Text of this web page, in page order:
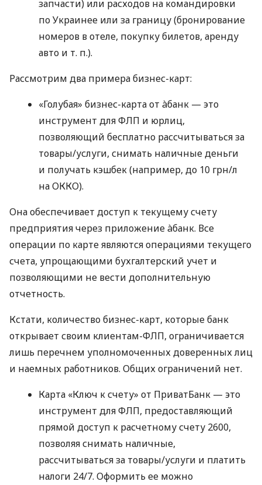
запчасти) или расходов на командировки
по Украинее или за границу (бронирование
номеров в отеле, покупку билетов, аренду
авто и т. п.).
Рассмотрим два примера бизнес-карт:
«Голубая» бизнес-карта от àбанк — это
инструмент для ФЛП и юрлиц,
позволяющий бесплатно рассчитываться за
товары/услуги, снимать наличные деньги
и получать кэшбек (например, до 10 грн/л
на ОККО).
Она обеспечивает доступ к текущему счету
предприятия через приложение àбанк. Все
операции по карте являются операциями текущего
счета, упрощающими бухгалтерский учет и
позволяющими не вести дополнительную
отчетность.
Кстати, количество бизнес-карт, которые банк
открывает своим клиентам-ФЛП, ограничивается
лишь перечнем уполномоченных доверенных лиц
и наемных работников. Общих ограничений нет.
Карта «Ключ к счету» от ПриватБанк — это
инструмент для ФЛП, предоставляющий
прямой доступ к расчетному счету 2600,
позволяя снимать наличные,
рассчитываться за товары/услуги и платить
налоги 24/7. Оформить ее можно